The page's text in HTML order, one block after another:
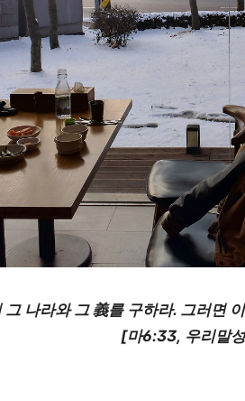
그 나라와 그 義를 구하라. 그러면
[마6:33, 우리말